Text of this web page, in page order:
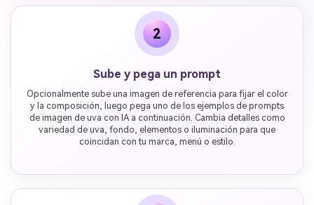
2
Sube y pega un prompt
Opcionalmente sube una imagen de referencia para fijar el color
y la composición, luego pega uno de los ejemplos de prompts
de imagen de uva con IA a continuación. Cambia detalles como
variedad de uva, fondo, elementos o iluminación para que
coincidan con tu marca, menú o estilo.